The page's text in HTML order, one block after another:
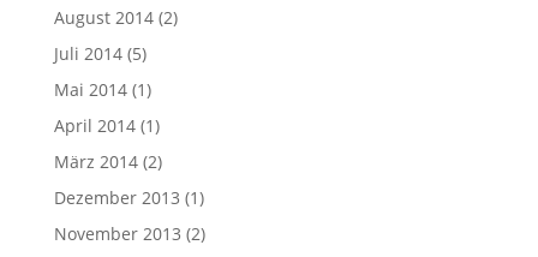
August 2014(2)
Juli 2014(5)
Mai 2014(1)
April 2014(1)
März 2014(2)
Dezember 2013 (1)
November 2013 (2)